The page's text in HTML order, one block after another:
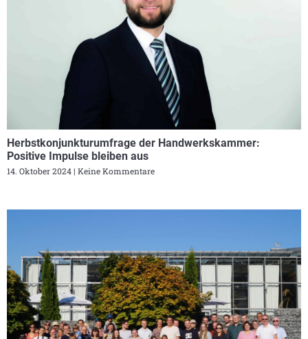
Herbstkonjunkturumfrage der Handwerkskammer:
Positive Impulse bleiben aus
14. Oktober 2024 Keine Kommentare